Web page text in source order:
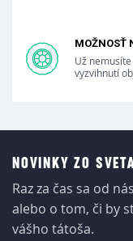
MOŽNOSŤ
Už
vyzvihnutí
NOVINKY ZO
Raz za čas sa od
alebo o tom, či by
vášho tátoša.